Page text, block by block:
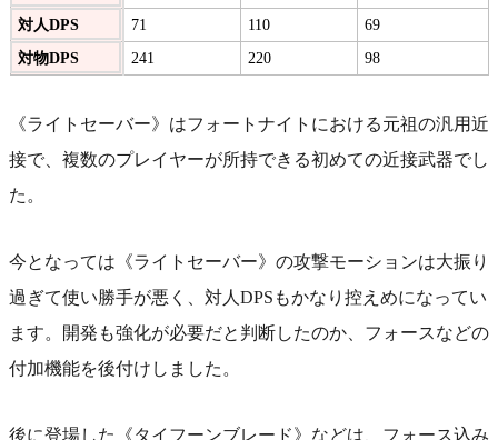
対人DPS 71 110
69
対物DPS
241 220 98
《ライトセーバー》はフォートナイトにおける元祖の汎用近
接で、複数のプレイヤーが所持できる初めての近接武器でし
た。
今となっては《ライトセーバー》の攻撃モーションは大振り
過ぎて使い勝手が悪く、対人DPSもかなり控えめになってい
ます。開発も強化が必要だと判断したのか、フォースなどの
付加機能を後付けしました。
後に登場した《タイフーンブレード》などは、フォース込み